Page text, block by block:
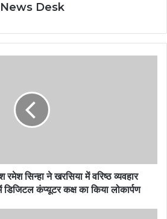
News Desk
रमेश सिन्हा ने खरसिया में वरिष्ठ व्यवहार
कंप्यूटर कक्ष का किया लोकार्पण